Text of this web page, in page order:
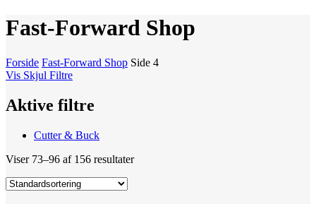
Fast-Forward Shop
Forside Fast-Forward Shop Side 4
Vis Skjul Filtre
Aktive filtre
Cutter & Buck
Viser 73–96 af 156 resultater